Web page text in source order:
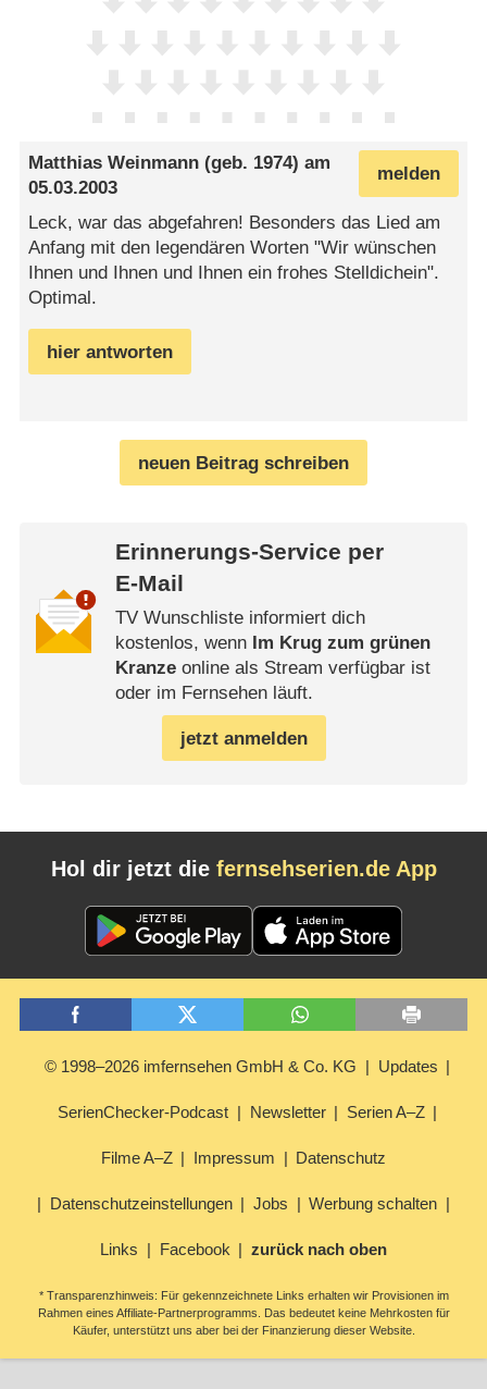
melden
Matthias Weinmann (geb. 1974) am
05.03.2003
Leck, war das abgefahren! Besonders das Lied am
Anfang mit den legendären Worten "Wir wünschen
Ihnen und Ihnen und Ihnen ein frohes Stelldichein".
Optimal.
hier antworten
neuen Beitrag schreiben
Erinnerungs-Service per
E-Mail
TV Wunschliste informiert dich
kostenlos, wenn Im Krug zum grünen
Kranzeonline als Stream verfügbar ist
oder im Fernsehen läuft.
jetzt anmelden
Hol dir jetzt die fernsehserien.de App
© 1998–2026 imfernsehen GmbH & Co. KG Updates
SerienChecker-Podcast Newsletter Serien A–Z
Filme A–Z Impressum Datenschutz
Datenschutzeinstellungen Jobs Werbung schalten
Links Facebook zurück nach oben
* Transparenzhinweis: Für gekennzeichnete Links erhalten wir Provisionen im
Rahmen eines Affiliate-Partnerprogramms. Das bedeutet keine Mehrkosten für
Käufer, unterstützt uns aber bei der Finanzierung dieser Website.